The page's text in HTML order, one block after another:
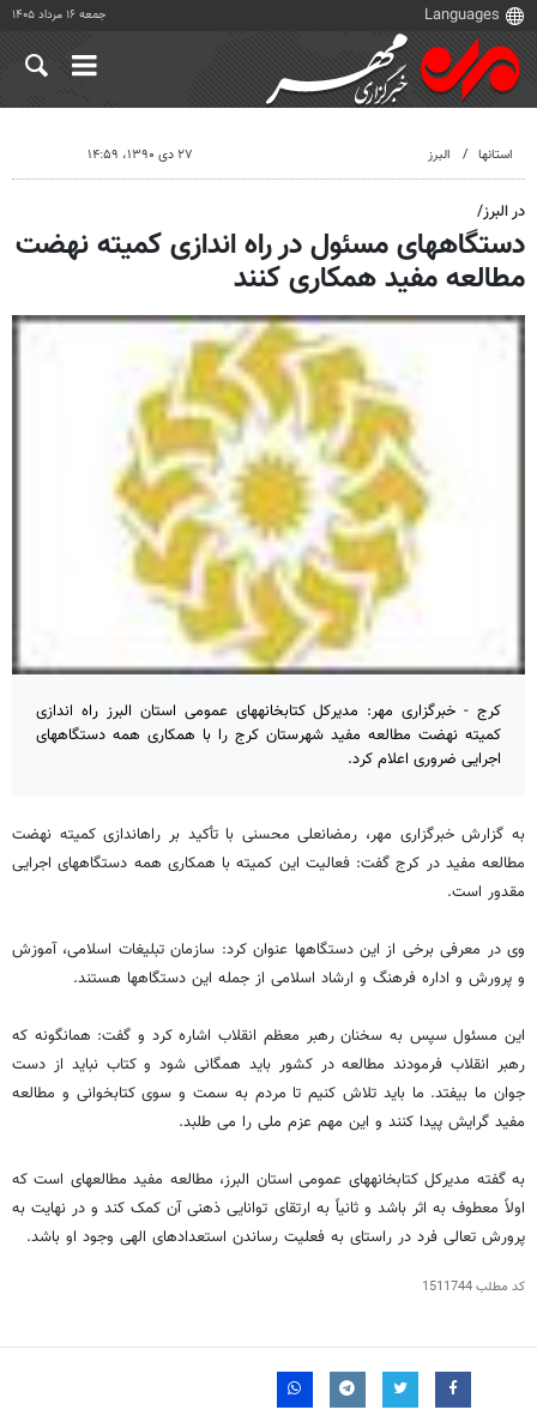
جمعه ۱۶ مرداد ۱۴۰۵
استانها البرز ۲۷ دی ۱۳۹۰، ۱۴:۵۹
در البرز/
دستگاههای مسئول در راه اندازی کمیته نهضت
مطالعه مفید همکاری کنند
کرج - خبرگزاری مهر: مدیرکل کتابخانه⁯های عمومی استان البرز راه اندازی
کمیته نهضت مطالعه مفید شهرستان کرج را با همکاری همه دستگاههای
اجرایی ضروری اعلام کرد.
به گزارش خبرگزاری مهر، رمضانعلی محسنی با تأکید بر راه⁯اندازی کمیته نهضت
مطالعه مفید در کرج گفت: فعالیت این کمیته با همکاری همه دستگاههای اجرایی
مقدور است.
وی در معرفی برخی از این دستگاه⁯ها عنوان کرد: سازمان تبلیغات اسلامی، آموزش
و پرورش و اداره فرهنگ و ارشاد اسلامی از جمله این دستگاه⁯ها هستند.
این مسئول سپس به سخنان رهبر معظم انقلاب اشاره کرد و گفت: همانگونه که
رهبر انقلاب فرمودند مطالعه در کشور باید همگانی شود و کتاب نباید از دست
جوان ما بیفتد. ما باید تلاش کنیم تا مردم به سمت و سوی کتابخوانی و مطالعه
مفید گرایش پیدا کنند و این مهم عزم ملی را می طلبد.
به گفته مدیرکل کتابخانه⁯های عمومی استان البرز، مطالعه مفید مطالعه⁯ای است که
اولاً معطوف به اثر باشد و ثانیاً به ارتقای توانایی ذهنی آن کمک کند و در نهایت به
پرورش تعالی فرد در راستای به فعلیت رساندن استعدادهای الهی وجود او باشد.
کد مطلب1511744